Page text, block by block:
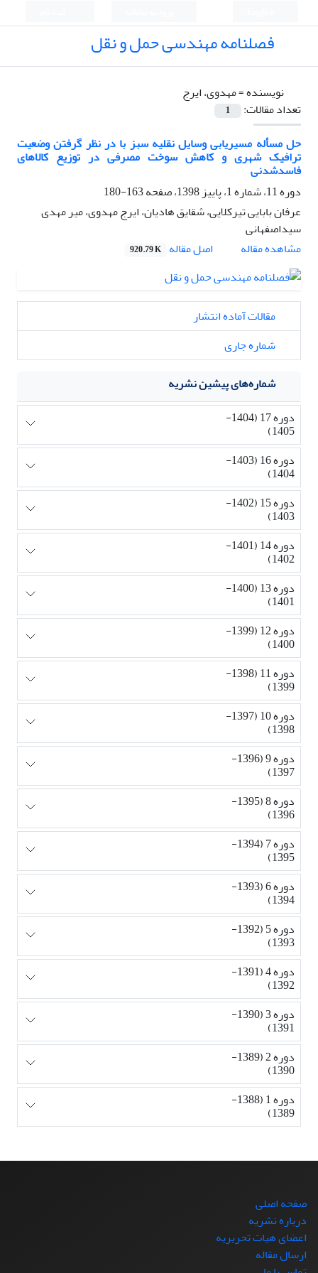
فصلنامه مهندسی حمل و نقل
نویسنده =مهدوی، ایرج
تعداد مقالات:
1
حل مسأله مسیریابی وسایل نقلیه سبز با در نظر گرفتن وضعیت
ترافیک شهری و کاهش سوخت مصرفی در توزیع کالاهای
فاسدشدنی
دوره 11، شماره 1، پاییز 1398، صفحه
163-180
عرفان بابایی تیرکلایی، شقایق هادیان، ایرج مهدوی، میر مهدی
سیداصفهانی
مشاهده مقاله
اصل مقاله 920.79 K
مقالات آماده انتشار
شماره جاری
شماره‌های پیشین نشریه
دوره 17 (1404-
1405)
دوره 16 (1403-
1404)
دوره 15 (1402-
1403)
دوره 14 (1401-
1402)
دوره 13 (1400-
1401)
دوره 12 (1399-
1400)
دوره 11 (1398-
1399)
دوره 10 (1397-
1398)
دوره 9 (1396-
1397)
دوره 8 (1395-
1396)
دوره 7 (1394-
1395)
دوره 6 (1393-
1394)
دوره 5 (1392-
1393)
دوره 4 (1391-
1392)
دوره 3 (1390-
1391)
دوره 2 (1389-
1390)
دوره 1 (1388-
1389)
صفحه اصلی
درباره نشریه
اعضای هیات تحریریه
ارسال مقاله